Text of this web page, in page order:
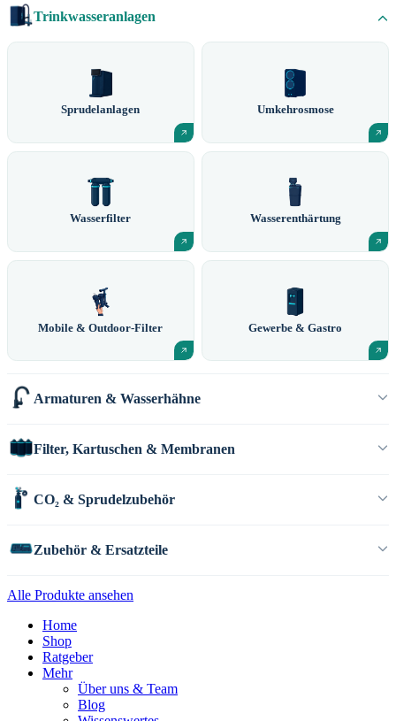
Trinkwasseranlagen
Sprudelanlagen Umkehrosmose
Wasserfilter Wasserenthärtung
Mobile & Outdoor-Filter Gewerbe & Gastro
Armaturen & Wasserhähne
Filter, Kartuschen & Membranen
CO₂ & Sprudelzubehör
Zubehör & Ersatzteile
Alle Produkte ansehen
Home
Shop
Ratgeber
Mehr
Über uns & Team
Blog